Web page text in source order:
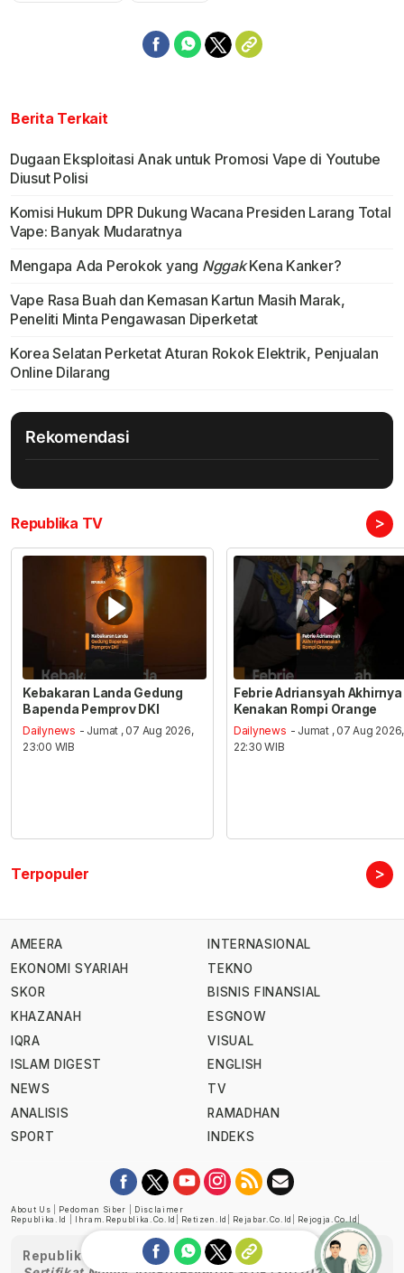
Berita Terkait
Dugaan Eksploitasi Anak untuk Promosi Vape di Youtube
Diusut Polisi
Komisi Hukum DPR Dukung Wacana Presiden Larang Total
Vape: Banyak Mudaratnya
Mengapa Ada Perokok yang NggakKena Kanker?
Vape Rasa Buah dan Kemasan Kartun Masih Marak,
Peneliti Minta Pengawasan Diperketat
Korea Selatan Perketat Aturan Rokok Elektrik, Penjualan
Online Dilarang
Rekomendasi
Republika TV >
Kebakaran Landa Gedung
Bapenda Pemprov DKI
Dailynews - Jumat , 07 Aug 2026,
23:00 WIB
Febrie Adriansyah Akhirnya
Kenakan Rompi Orange
Dailynews - Jumat , 07 Aug 2026,
22:30 WIB
Terpopuler >
AMEERA
EKONOMI SYARIAH
SKOR
KHAZANAH
IQRA
ISLAM DIGEST
NEWS
ANALISIS
SPORT
INTERNASIONAL
TEKNO
BISNIS FINANSIAL
ESGNOW
VISUAL
ENGLISH
TV
RAMADHAN
INDEKS
About Us Pedoman Siber
Disclaimer
Republika.id
Ihram.republika.co.id Retizen.id Rejabar.co.id Rejogja.co.id
Republika telah diverifikasi oleh Dewan Pers